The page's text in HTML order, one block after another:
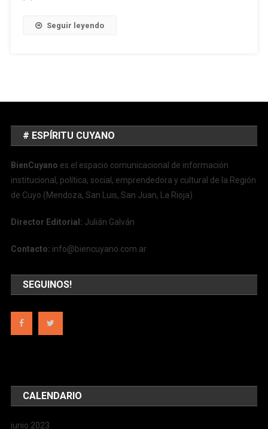
Seguir leyendo
# ESPÍRITU CUYANO
BienCuyano es el espacio comunicacional de información
institucional, política, social, emprendedora y cultural de la Región
de Cuyo (Mendoza, San Luis, San Juan, La Rioja)
Director Editorial: Julián Galván
Contacto: info@biencuyano.com.ar
SEGUINOS!
CALENDARIO
junio 2023